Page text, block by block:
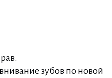
зубов по новой